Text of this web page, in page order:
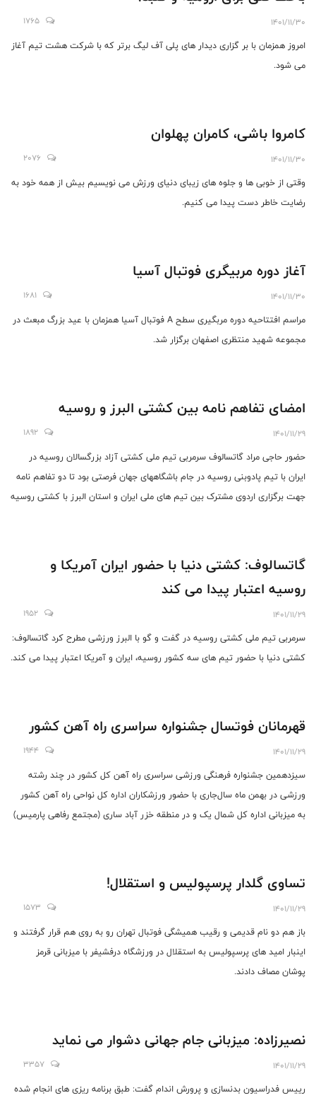
1401/11/30
1765
امروز همزمان با بر گزاری دیدار های پلی آف لیگ برتر که با شرکت هشت تیم آغاز
می شود.
کامروا باشی، کامران پهلوان
1401/11/30
2076
وقتی از خوبی ها و جلوه های زیبای دنیای ورزش می نویسیم بیش از همه خود به
رضایت خاطر دست پیدا می کنیم.
آغاز دوره مربیگری فوتبال آسیا
1401/11/30
1681
مراسم افتتاحیه دوره مربگیری سطح A فوتبال آسیا همزمان با عید بزرگ مبعث در
مجموعه شهید منتظری اصفهان برگزار شد.
امضای تفاهم نامه بین کشتی البرز و روسیه
1401/11/29
1892
حضور حاجی مراد گاتسالوف سرمربی تیم ملی کشتی آزاد بزرگسالان روسیه در
ایران با تیم پادوبنی روسیه در جام باشگاههای جهان فرصتی بود تا دو تفاهم نامه
جهت برگزاری اردوی مشترک بین تیم های ملی ایران و استان البرز با کشتی روسیه
گاتسالوف: کشتی دنیا با حضور ایران آمریکا و
روسیه اعتبار پیدا می کند
1401/11/29
1952
سرمربی تیم ملی کشتی روسیه در گفت و گو با البرز ورزشی مطرح کرد گاتسالوف:
کشتی دنیا با حضور تیم های سه کشور روسیه، ایران و آمریکا اعتبار پیدا می کند.
قهرمانان فوتسال جشنواره سراسری راه آهن کشور
1401/11/29
1944
سیزدهمین جشنواره فرهنگی ورزشی سراسری راه آهن کل کشور در چند رشته
ورزشی در بهمن ماه سال‌جاری با حضور ورزشکاران اداره کل نواحی راه آهن کشور
به میزبانی اداره کل شمال یک و در منطقه خزر آباد ساری (مجتمع رفاهی پارمیس)
تساوی گلدار پرسپولیس و استقلال!
1401/11/29
1573
باز هم دو نام قدیمی و رقیب همیشگی فوتبال تهران رو به روی هم قرار گرفتند و
اینبار امید های پرسپولیس به استقلال در ورزشگاه درفشیفر با میزبانی قرمز
پوشان مصاف دادند.
نصیرزاده: میزبانی جام جهانی دشوار می نماید
1401/11/29
3357
رییس فدراسیون بدنسازی و پرورش اندام گفت: طبق برنامه ریزی های انجام شده